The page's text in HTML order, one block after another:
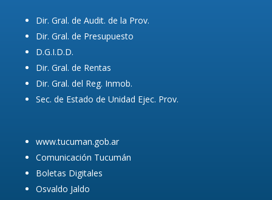
Dir. Gral. de Audit. de la Prov.
Dir. Gral. de Presupuesto
D.G.I.D.D.
Dir. Gral. de Rentas
Dir. Gral. del Reg. Inmob.
Sec. de Estado de Unidad Ejec. Prov.
www.tucuman.gob.ar
Comunicación Tucumán
Boletas Digitales
Osvaldo Jaldo